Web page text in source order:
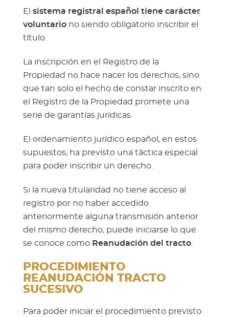
El sistema registral español tiene carácter
voluntariono siendo obligatorio inscribir el
título.
La inscripción en el Registro de la
Propiedad no hace nacer los derechos, sino
que tan solo el hecho de constar inscrito en
el Registro de la Propiedad promete una
serie de garantías jurídicas.
El ordenamiento jurídico español, en estos
supuestos, ha previsto una táctica especial
para poder inscribir un derecho.
Si la nueva titularidad no tiene acceso al
registro por no haber accedido
anteriormente alguna transmisión anterior
del mismo derecho, puede iniciarse lo que
se conoce como Reanudación del tracto.
PROCEDIMIENTO
REANUDACIÓN TRACTO
SUCESIVO
Para poder iniciar el procedimiento previsto